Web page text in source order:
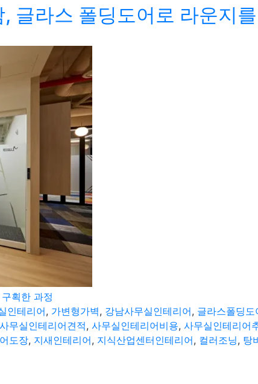
글라스 폴딩도어로 라운지
획한 과정
인테리어, 가변형가벽, 강남사무실인테리어, 글라스폴딩도
사무실인테리어견적, 사무실인테리어비용, 사무실인테리어
도장, 지새인테리어, 지식산업센터인테리어, 컬러조닝, 탕